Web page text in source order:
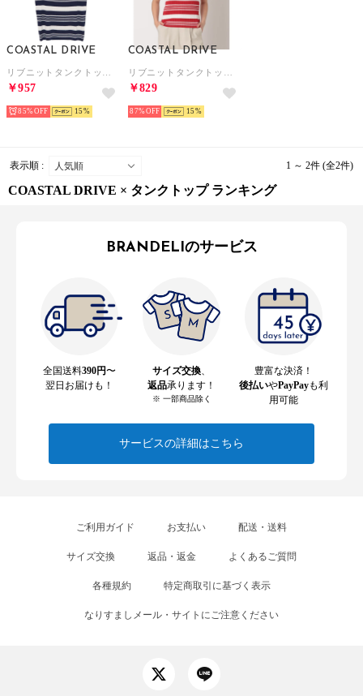
COASTAL DRIVE
￥957
85% 15
COASTAL DRIVE
￥829
87% 15
表示順 : 1 ～ 2件 (全2件)
COASTAL DRIVE × タンクトップ ランキング
BRANDELIのサービス
全国送料390円〜
翌日お届けも！
サイズ交換
返品承ります！
※ 一部商品除く
豊富な決済！
後払いやPayPayも利
用可能
サービスの詳細はこちら
ご利用ガイド お支払い 配送・送料
サイズ交換 返品・返金 よくあるご質問
各種規約 特定商取引に基づく表示
なりすましメール・サイトにご注意ください